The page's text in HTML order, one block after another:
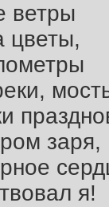
ветры
цветы,
заря,
я!